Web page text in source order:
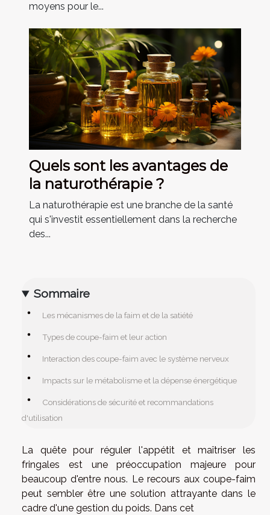
Sommaire
Les mécanismes de la faim et de la satiété
Types de coupe-faim et leur action
Interaction des coupe-faim avec le système nerveux
Impacts sur le métabolisme et la dépense énergétique
Considérations de sécurité et recommandations
d'utilisation
La quête pour réguler l'appétit et maîtriser les
fringales est une préoccupation majeure pour
beaucoup d'entre nous. Le recours aux coupe-faim
peut sembler être une solution attrayante dans le
cadre d'une gestion du poids. Dans cet
moyens pour le...
Quels sont les avantages de
la naturothérapie ?
La naturothérapie est une branche de la santé
qui s'investit essentiellement dans la recherche
des...